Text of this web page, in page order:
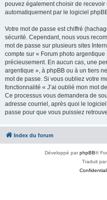
pouvez également choisir de
automatiquement par le logiciel
Votre mot de passe est chiffré
sécurité. Cependant, nous vous
mot de passe sur plusieurs sites
compte sur « Forum photo
précieusement. En aucun cas, une
argentique », à phpBB ou à un tiers
mot de passe. Si vous oubliez votre
fonctionnalité « J’ai oublié mon mot
Ce processus vous demandera de
adresse courriel, après quoi le
passe pour que vous puissiez
Index du forum
Développé parphpBB®
Traduit par